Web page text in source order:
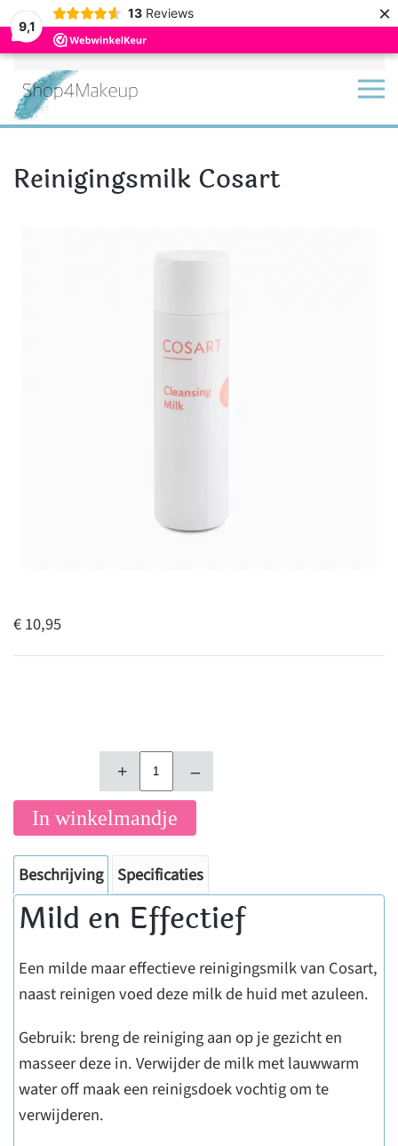
9,1
13 Reviews ×
Terug naar hoofdinhoud
Reinigingsmilk Cosart
€ 10,95
+ –
In winkelmandje
Beschrijving Specificaties
Mild en Effectief
Een milde maar effectieve reinigingsmilk van Cosart,
naast reinigen voed deze milk de huid met azuleen.
Gebruik: breng de reiniging aan op je gezicht en
masseer deze in. Verwijder de milk met lauwwarm
water off maak een reinigsdoek vochtig om te
verwijderen.